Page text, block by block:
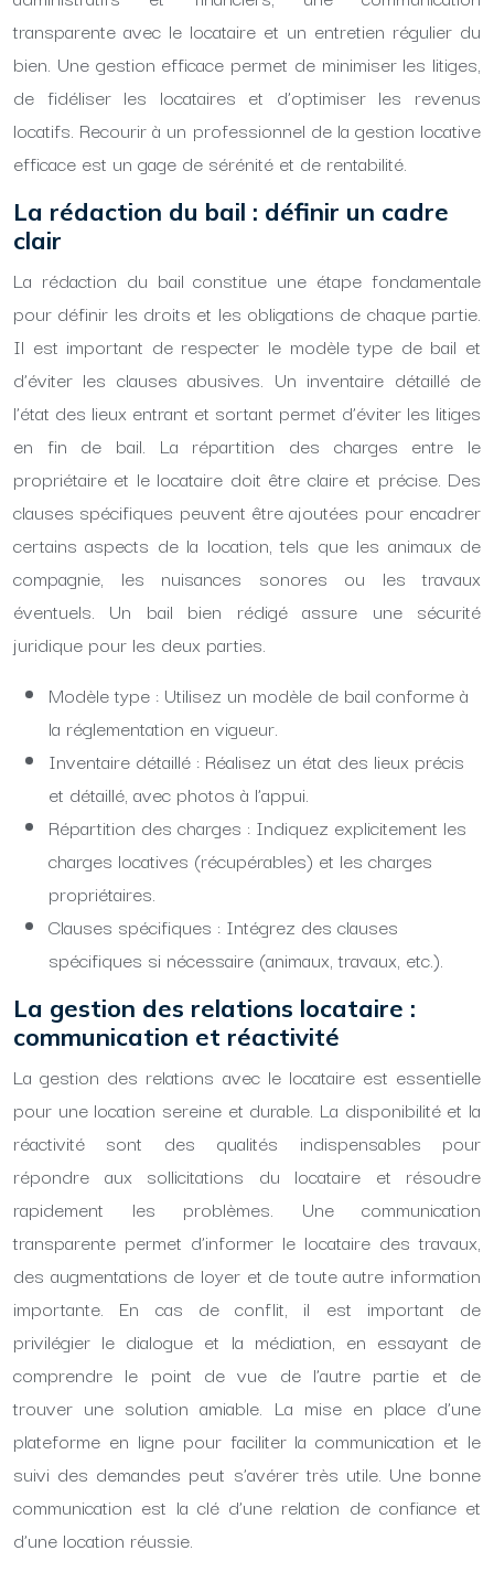
transparente avec le locataire et un entretien régulier du
bien. Une gestion efficace permet de minimiser les litiges,
de fidéliser les locataires et d’optimiser les revenus
locatifs. Recourir à un professionnel de la gestion locative
efficace est un gage de sérénité et de rentabilité.
La rédaction du bail : définir un cadre
clair
La rédaction du bail constitue une étape fondamentale
pour définir les droits et les obligations de chaque partie.
Il est important de respecter le modèle type de bail et
d’éviter les clauses abusives. Un inventaire détaillé de
l’état des lieux entrant et sortant permet d’éviter les litiges
en fin de bail. La répartition des charges entre le
propriétaire et le locataire doit être claire et précise. Des
clauses spécifiques peuvent être ajoutées pour encadrer
certains aspects de la location, tels que les animaux de
compagnie, les nuisances sonores ou les travaux
éventuels. Un bail bien rédigé assure une sécurité
juridique pour les deux parties.
Modèle type : Utilisez un modèle de bail conforme à
la réglementation en vigueur.
Inventaire détaillé : Réalisez un état des lieux précis
et détaillé, avec photos à l’appui.
Répartition des charges : Indiquez explicitement les
charges locatives (récupérables) et les charges
propriétaires.
Clauses spécifiques : Intégrez des clauses
spécifiques si nécessaire (animaux, travaux, etc.).
La gestion des relations locataire :
communication et réactivité
La gestion des relations avec le locataire est essentielle
pour une location sereine et durable. La disponibilité et la
réactivité sont des qualités indispensables pour
répondre aux sollicitations du locataire et résoudre
rapidement les problèmes. Une communication
transparente permet d’informer le locataire des travaux,
des augmentations de loyer et de toute autre information
importante. En cas de conflit, il est important de
privilégier le dialogue et la médiation, en essayant de
comprendre le point de vue de l’autre partie et de
trouver une solution amiable. La mise en place d’une
plateforme en ligne pour faciliter la communication et le
suivi des demandes peut s’avérer très utile. Une bonne
communication est la clé d’une relation de confiance et
d’une location réussie.